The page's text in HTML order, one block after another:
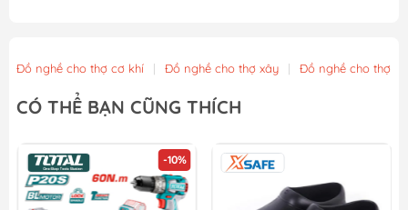
Đồ nghề cho thợ cơ khí | Đồ nghề cho thợ xây | Đồ nghề cho thợ
CÓ THỂ BẠN CŨNG THÍCH
-10%